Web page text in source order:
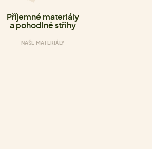
Příjemné materiály
a pohodlné střihy
NAŠE MATERIÁLY